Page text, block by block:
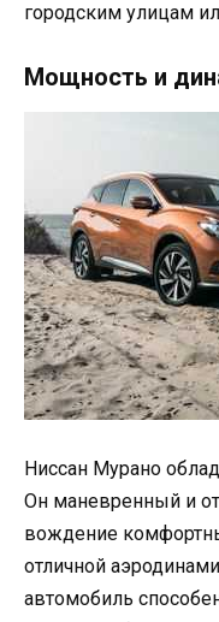
городским улицам
Мощность и
Ниссан Мурано
Он маневренный и
вождение
отличной
автомобиль